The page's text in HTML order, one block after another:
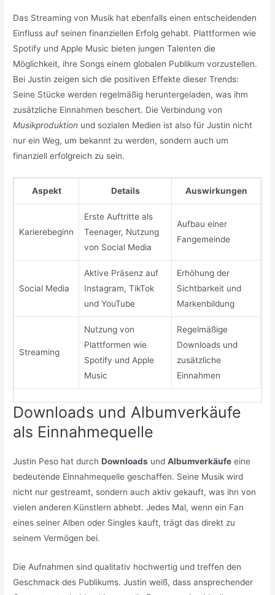
Das Streaming von Musik hat ebenfalls einen entscheidenden
Einfluss auf seinen finanziellen Erfolg gehabt. Plattformen wie
Spotify und Apple Music bieten jungen Talenten die
Möglichkeit, ihre Songs einem globalen Publikum vorzustellen.
Bei Justin zeigen sich die positiven Effekte dieser Trends:
Seine Stücke werden regelmäßig heruntergeladen, was ihm
zusätzliche Einnahmen beschert. Die Verbindung von
Musikproduktion und sozialen Medien ist also für Justin nicht
nur ein Weg, um bekannt zu werden, sondern auch um
finanziell erfolgreich zu sein.
Aspekt Details Auswirkungen
Karierebeginn
Erste Auftritte als
Teenager, Nutzung
von Social Media
Aufbau einer
Fangemeinde
Social Media
Aktive Präsenz auf
Instagram, TikTok
und YouTube
Erhöhung der
Sichtbarkeit und
Markenbildung
Streaming
Nutzung von
Plattformen wie
Spotify und Apple
Music
Regelmäßige
Downloads und
zusätzliche
Einnahmen
Downloads und Albumverkäufe
als Einnahmequelle
Justin Peso hat durchDownloads undAlbumverkäufe eine
bedeutende Einnahmequelle geschaffen. Seine Musik wird
nicht nur gestreamt, sondern auch aktiv gekauft, was ihn von
vielen anderen Künstlern abhebt. Jedes Mal, wenn ein Fan
eines seiner Alben oder Singles kauft, trägt das direkt zu
seinem Vermögen bei.
Die Aufnahmen sind qualitativ hochwertig und treffen den
Geschmack des Publikums. Justin weiß, dass ansprechender